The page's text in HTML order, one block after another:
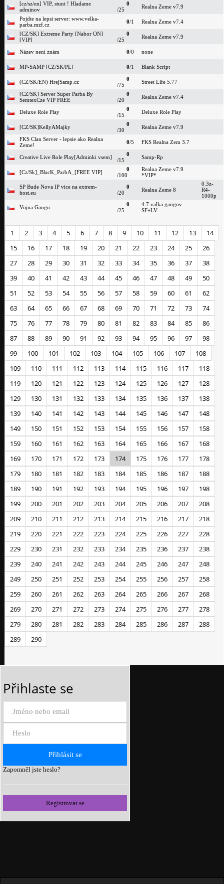
[cz/sz/en] VIP, stunt ! Hladame
adminov
0
/25
Realna Zeme v7.9
Pojdte na lepsi server: www.velka-
parba.mzf.cz
0/1
Realna Zeme v7.4
[CZ/SK] Extreme Party [Nabor ON]
[VIP]
0
/25
Realna Zeme v7.9
Název není znám 0/0 none
MP-SAMP [CZ/SK/PL] 0/1 Blank Script
(CZ/SK/EN) HrejSamp.cz
0
/75
Street Life 5.77
[CZ/SK] Server Super Parba By
SemtexCze VIP FREE
0
/20
Realna Zeme v7.4
Deluxe Role Play
0
/15
Deluxe Role Play
[CZ/SK]KellyAMajky
0
/30
Realna Zeme v7.9
FKS Clan Server - lepsie ako Realna
Zeme!
0/5 FKS Realna Zem 3.7
Creative Live Role Play[Adminki vsem]
0
/15
Samp-Rp
[Cz/Sk]_BlacK_ParbA_[FREE VIP]
0
/100
Realna Zeme v7.9
*VIP*
SP Bude Nova IP vice na extrem-
host.eu
0
/20
Realna Zeme 8
0.3z-
R4-
1000p
Vojna Gangu
0
/25
4.7 valka gangov
SF+LV
1 2 3 4 5 6 7 8 9 10 11 12 13
14
15
16 17 18 19 20 21 22 23 24 25
26
27
28 29 30 31 32 33 34 35 36 37
38
39
40 41 42 43 44 45 46 47 48 49
50
51
52 53 54 55 56 57 58 59 60 61
62
63
64 65 66 67 68 69 70 71 72 73
74
75
76 77 78 79 80 81 82 83 84 85
86
87
88 89 90 91 92 93 94 95 96 97
98
99
100 101 102 103 104 105 106 107
108
109
110 111 112 113 114 115 116 117
118
119
120 121 122 123 124 125 126 127
128
129
130 131 132 133 134 135 136 137
138
139
140 141 142 143 144 145 146 147
148
149
150 151 152 153 154 155 156 157
158
159
160 161 162 163 164 165 166 167
168
169
170 171 172 173 174 175 176 177
178
179
180 181 182 183 184 185 186 187
188
189
190 191 192 193 194 195 196 197
198
199
200 201 202 203 204 205 206 207
208
209
210 211 212 213 214 215 216 217
218
219
220 221 222 223 224 225 226 227
228
229
230 231 232 233 234 235 236 237
238
239
240 241 242 243 244 245 246 247
248
249
250 251 252 253 254 255 256 257
258
259
260 261 262 263 264 265 266 267
268
269
270 271 272 273 274 275 276 277
278
279
280 281 282 283 284 285 286 287
288
289
290
Přihlaste se
Zapomněl jste heslo?
Registrovat se